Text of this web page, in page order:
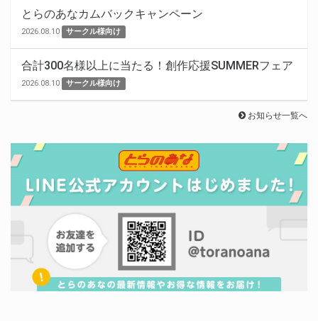
とらのあなカムバックキャンペーン
2026.08.10 サークル様向け
合計300名様以上に当たる！創作応援SUMMERフェア
2026.08.10 サークル様向け
お知らせ一覧へ